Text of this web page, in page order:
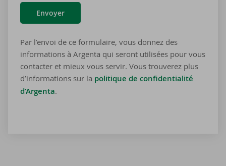
Envoyer
Par l’envoi de ce formulaire, vous donnez des
informations à Argenta qui seront utilisées pour vous
contacter et mieux vous servir. Vous trouverez plus
d’informations sur la politique de confidentialité
d’Argenta.